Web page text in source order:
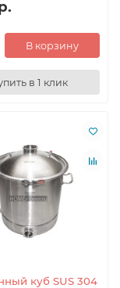
В корзину
в 1 клик
куб SUS 304